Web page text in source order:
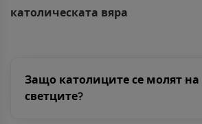
католическата вяра
Защо католиците се молят на
светците?